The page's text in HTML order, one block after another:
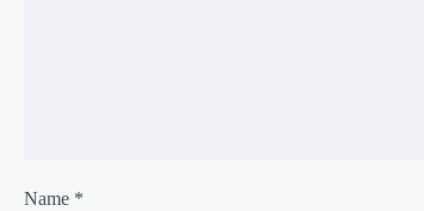
Name *